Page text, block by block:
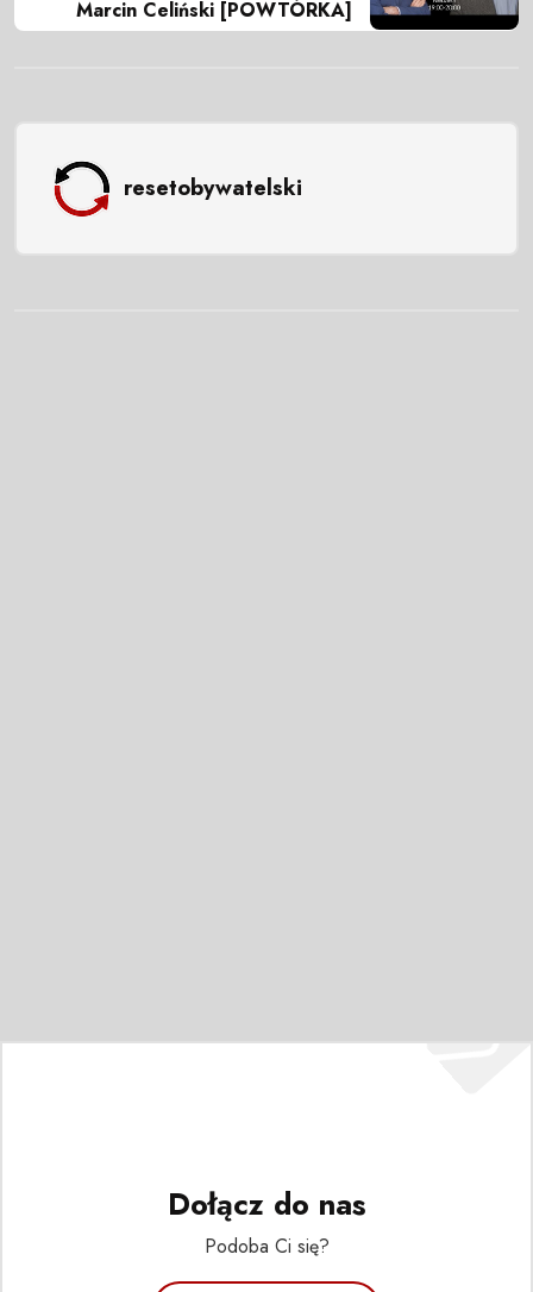
Marcin Celiński [POWTÓRKA]
resetobywatelski
Dołącz do nas
Podoba Ci się?